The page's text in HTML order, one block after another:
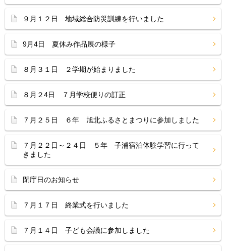
９月１２日 地域総合防災訓練を行いました
9月4日 夏休み作品展の様子
８月３１日 ２学期が始まりました
８月２4日 ７月学校便りの訂正
７月２５日 ６年 旭北ふるさとまつりに参加しました
７月２２日～２４日 ５年 子浦宿泊体験学習に行って
きました
閉庁日のお知らせ
７月１７日 終業式を行いました
７月１４日 子ども会議に参加しました